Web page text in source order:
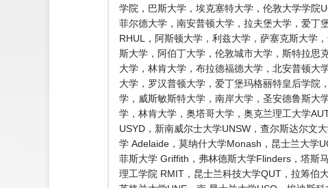
学院，巴斯大学，埃克塞特大学，伦敦大学学院
菲尔德大学，南安普顿大学，拉夫堡大学，爱丁
RHUL，阿斯顿大学，利兹大学，萨塞克斯大学
斯大学，阿伯丁大学，伦敦城市大学，斯特拉思
大学，林肯大学，布拉德福德大学，北安普顿大
大学，罗汉普顿大学，爱丁堡玛格丽特皇后学院
学，威斯敏斯特大学，南岸大学，圣安德鲁斯大
学，林肯大学，奥塔哥大学，奥克兰理工大学
USYD，新南威尔士大学UNSW，查尔斯达尔文
学 Adelaide，莫纳什大学Monash，昆士兰大学
菲斯大学 Griffith，弗林德斯大学Flinders，塔斯
理工学院 RMIT，昆士兰科技大学QUT，拉筹伯